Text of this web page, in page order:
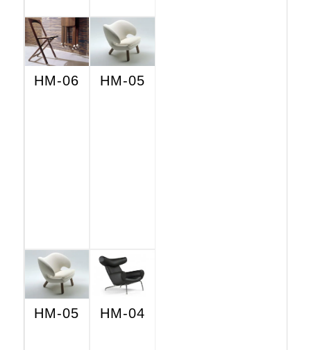
HM-06 HM-05
HM-05 HM-04